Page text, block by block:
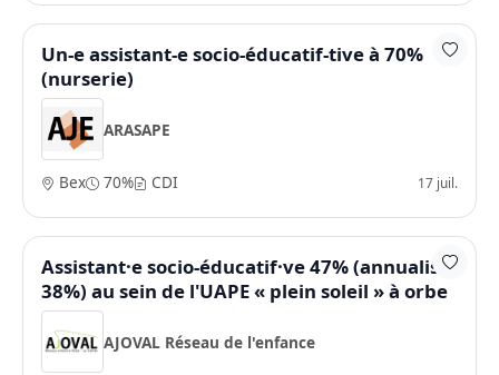
Un-e assistant-e socio-éducatif-tive à 70%
(nurserie)
ARASAPE
Bex 70% CDI 17 juil.
Assistant·e socio-éducatif·ve 47% (annualisé
38%) au sein de l'UAPE « plein soleil » à orbe
AJOVAL Réseau de l'enfance